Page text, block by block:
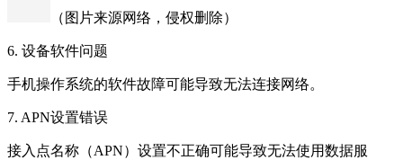
（图片来源网络，侵权删除）
6. 设备软件问题
手机操作系统的软件故障可能导致无法连接网络。
7. APN设置错误
接入点名称（APN）设置不正确可能导致无法使用数据服